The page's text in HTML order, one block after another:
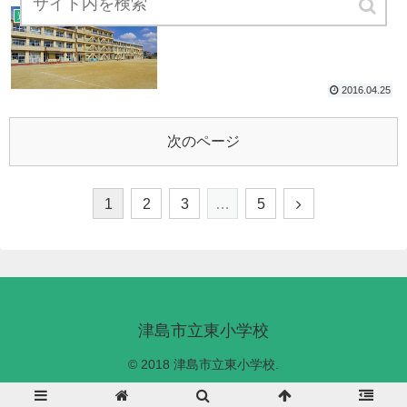
過去の記事
2016.04.25
次のページ
1 2 3 … 5
津島市立東小学校
© 2018 津島市立東小学校.